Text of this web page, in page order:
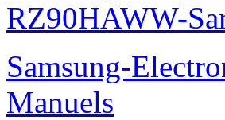
RZ90HAWW-
Samsung-
Manuels